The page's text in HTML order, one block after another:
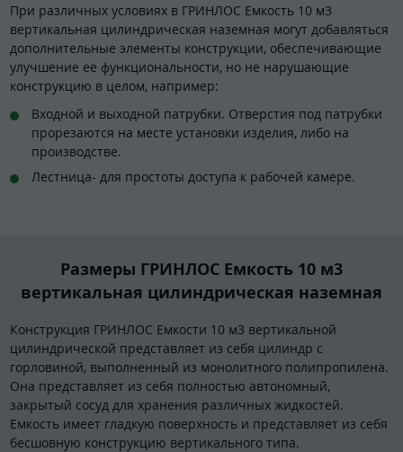
При различных условиях в ГРИНЛОС Емкость 10 м3
вертикальная цилиндрическая наземная могут добавляться
дополнительные элементы конструкции, обеспечивающие
улучшение ее функциональности, но не нарушающие
конструкцию в целом, например:
Входной и выходной патрубки. Отверстия под патрубки
прорезаются на месте установки изделия, либо на
производстве.
Лестница- для простоты доступа к рабочей камере.
Размеры ГРИНЛОС Емкость 10 м3
вертикальная цилиндрическая наземная
Конструкция ГРИНЛОС Емкости 10 м3 вертикальной
цилиндрической представляет из себя цилиндр с
горловиной, выполненный из монолитного полипропилена.
Она представляет из себя полностью автономный,
закрытый сосуд для хранения различных жидкостей.
Емкость имеет гладкую поверхность и представляет из себя
бесшовную конструкцию вертикального типа.